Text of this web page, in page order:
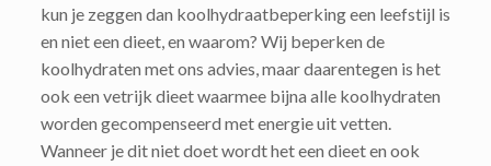
kun je zeggen dan koolhydraatbeperking een leefstijl is
en niet een dieet, en waarom? Wij beperken de
koolhydraten met ons advies, maar daarentegen is het
ook een vetrijk dieet waarmee bijna alle koolhydraten
worden gecompenseerd met energie uit vetten.
Wanneer je dit niet doet wordt het een dieet en ook